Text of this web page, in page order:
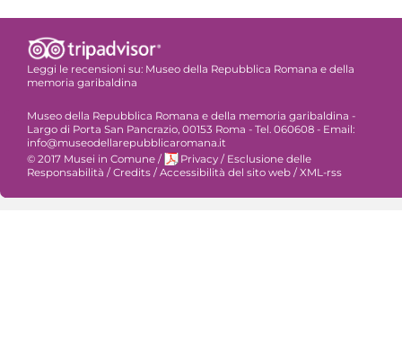
Leggi le recensioni su: Museo della Repubblica Romana e della
memoria garibaldina
Museo della Repubblica Romana e della memoria garibaldina -
Largo di Porta San Pancrazio, 00153 Roma - Tel. 060608 - Email:
info@museodellarepubblicaromana.it
© 2017 Musei in Comune / Privacy / Esclusione delle
Responsabilità /Credits /Accessibilità del sito web /XML-rss